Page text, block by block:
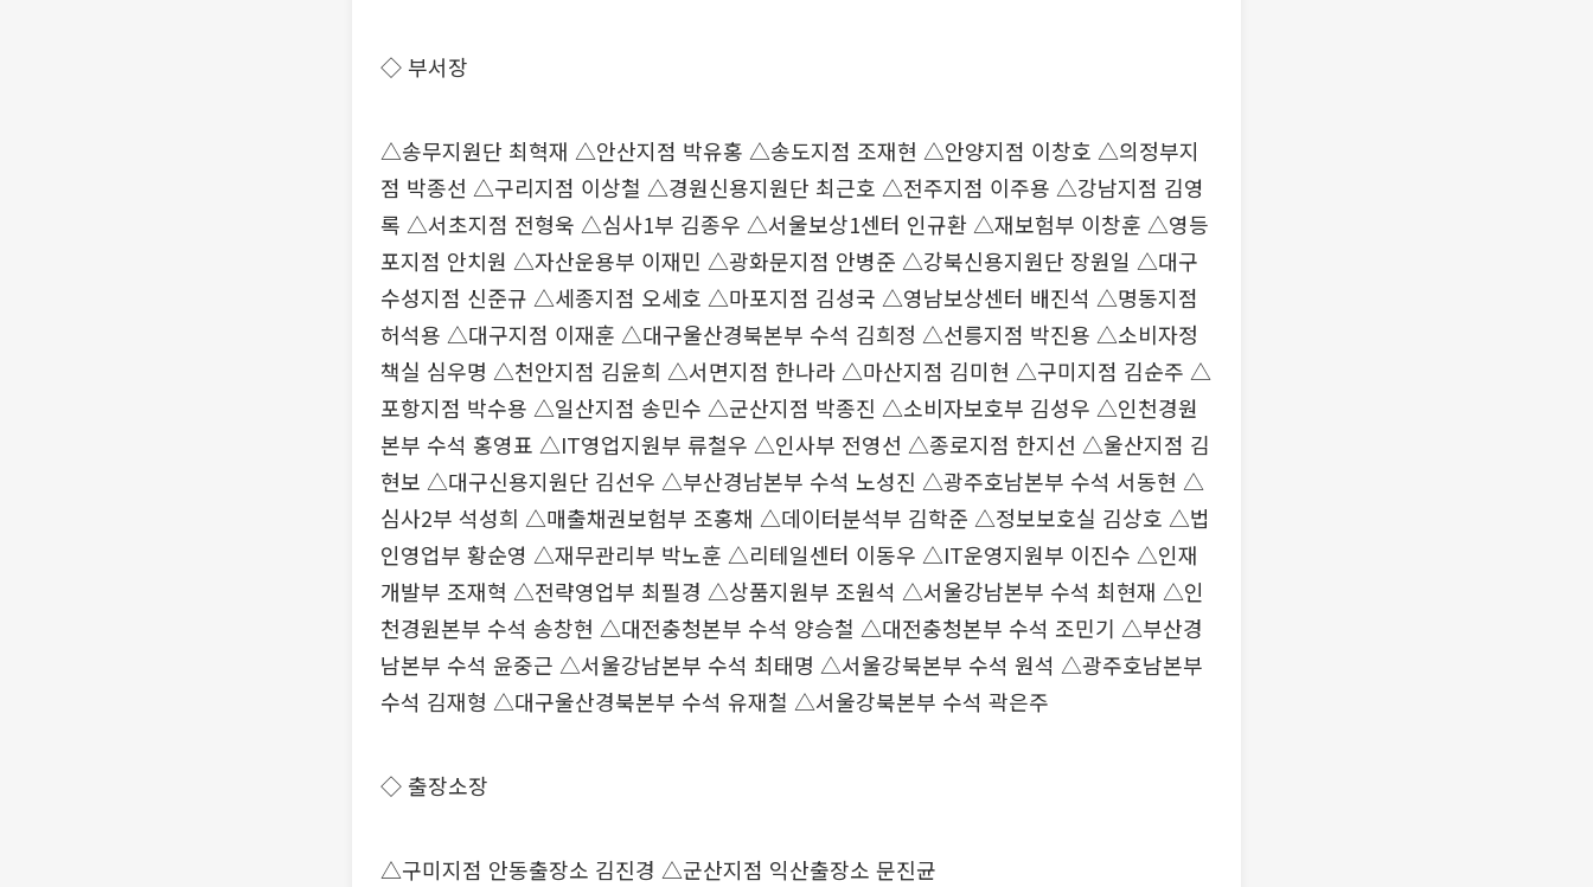
◇ 부서장
△송무지원단 최혁재 △안산지점 박유홍 △송도지점 조재현 △안양지점 이창호 △의정부지
점 박종선 △구리지점 이상철 △경원신용지원단 최근호 △전주지점 이주용 △강남지점 김영
록 △서초지점 전형욱 △심사1부 김종우 △서울보상1센터 인규환 △재보험부 이창훈 △영등
포지점 안치원 △자산운용부 이재민 △광화문지점 안병준 △강북신용지원단 장원일 △대구
수성지점 신준규 △세종지점 오세호 △마포지점 김성국 △영남보상센터 배진석 △명동지점
허석용 △대구지점 이재훈 △대구울산경북본부 수석 김희정 △선릉지점 박진용 △소비자정
책실 심우명 △천안지점 김윤희 △서면지점 한나라 △마산지점 김미현 △구미지점 김순주 △
포항지점 박수용 △일산지점 송민수 △군산지점 박종진 △소비자보호부 김성우 △인천경원
본부 수석 홍영표 △IT영업지원부 류철우 △인사부 전영선 △종로지점 한지선 △울산지점 김
현보 △대구신용지원단 김선우 △부산경남본부 수석 노성진 △광주호남본부 수석 서동현 △
심사2부 석성희 △매출채권보험부 조홍채 △데이터분석부 김학준 △정보보호실 김상호 △법
인영업부 황순영 △재무관리부 박노훈 △리테일센터 이동우 △IT운영지원부 이진수 △인재
개발부 조재혁 △전략영업부 최필경 △상품지원부 조원석 △서울강남본부 수석 최현재 △인
천경원본부 수석 송창현 △대전충청본부 수석 양승철 △대전충청본부 수석 조민기 △부산경
남본부 수석 윤중근 △서울강남본부 수석 최태명 △서울강북본부 수석 원석 △광주호남본부
수석 김재형 △대구울산경북본부 수석 유재철 △서울강북본부 수석 곽은주
◇ 출장소장
△구미지점 안동출장소 김진경 △군산지점 익산출장소 문진균